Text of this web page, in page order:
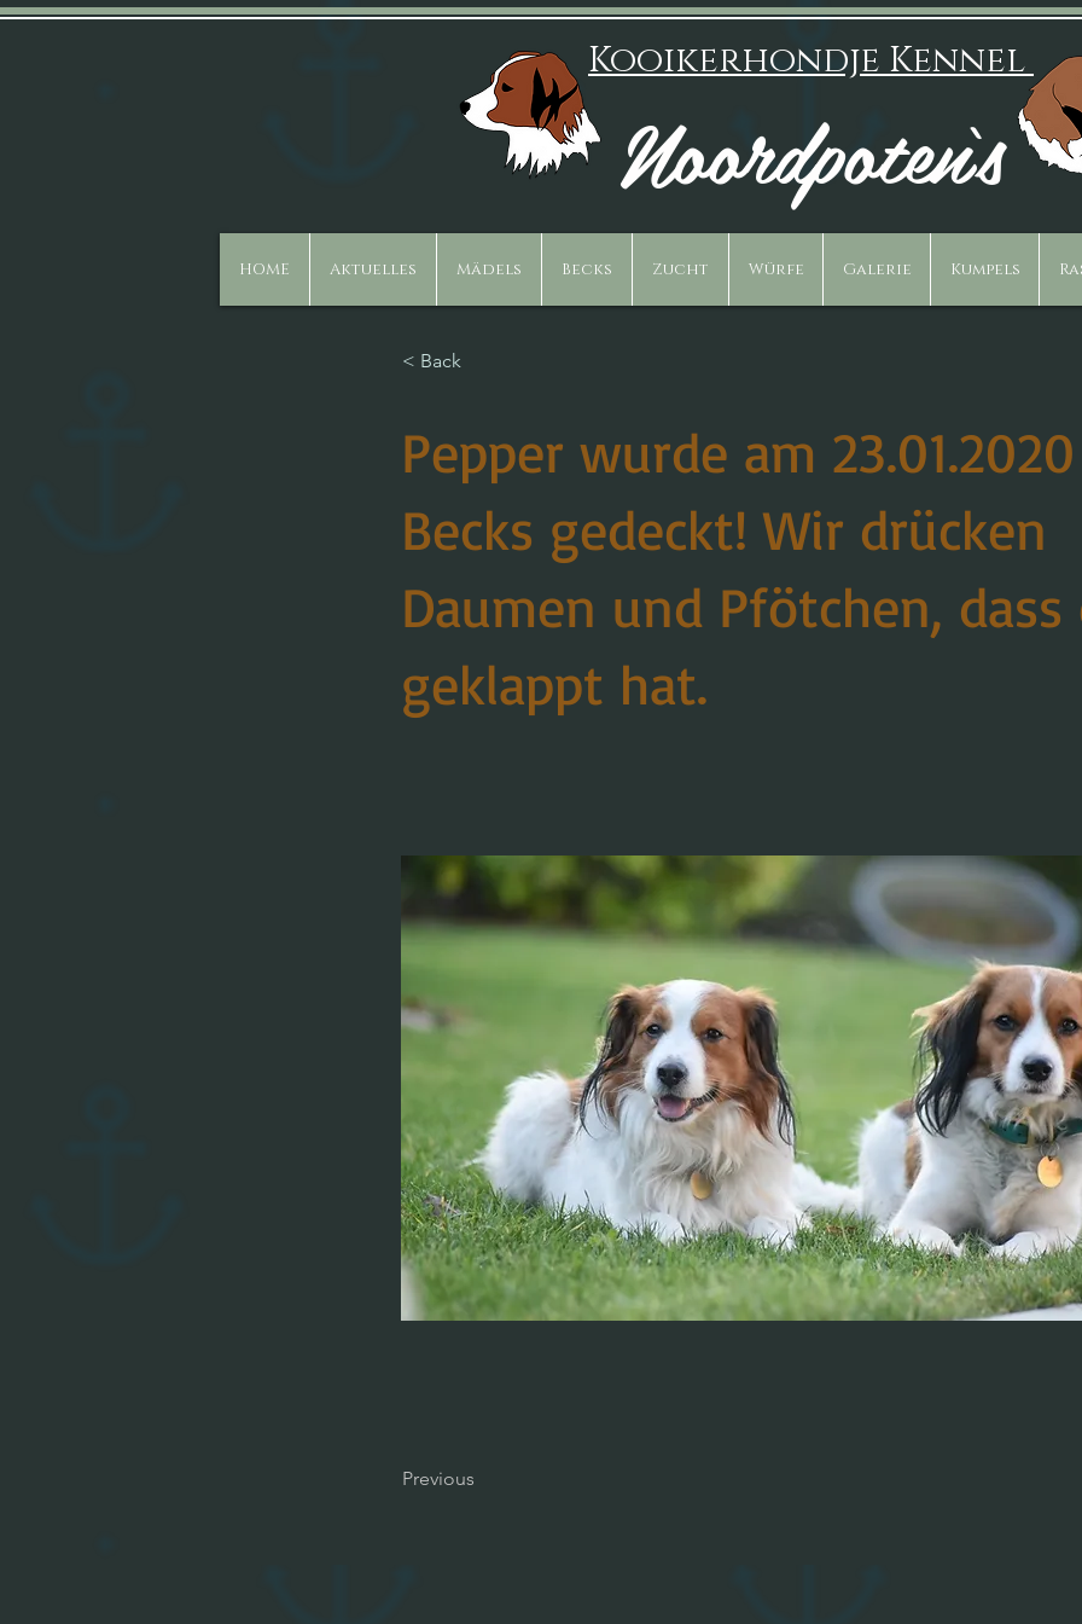
Kooikerhondje Kennel
Noordpoten‘s
HOME Aktuelles Mädels Becks Zucht Würfe Galerie Kumpels
< Back
Pepper wurde am
Becks gedeckt! Wir drücken
Daumen und Pfötchen, dass
geklappt hat.
Previous